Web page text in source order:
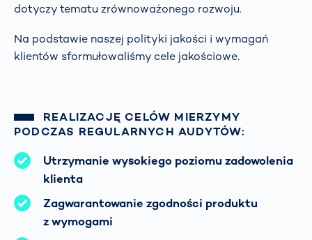
dotyczy tematu zrównoważonego rozwoju.
Na podstawie naszej polityki jakości i wymagań
klientów sformułowaliśmy cele jakościowe.
REALIZACJĘ CELÓW MIERZYMY
PODCZAS REGULARNYCH AUDYTÓW:
Utrzymanie wysokiego poziomu zadowolenia
klienta
Zagwarantowanie zgodności produktu
z wymogami